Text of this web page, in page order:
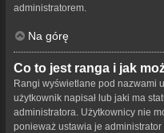
administratorem.
Na górę
Co to jest ranga i jak
Rangi wyświetlane pod nazwami
użytkownik napisał lub jaki ma
administratora. Użytkownicy nie
ponieważ ustawia je